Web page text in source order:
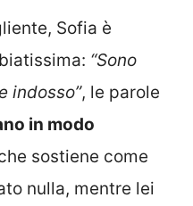
Sofia è
“Sono
indosso”, le parole
in modo
sostiene come
nulla, mentre lei